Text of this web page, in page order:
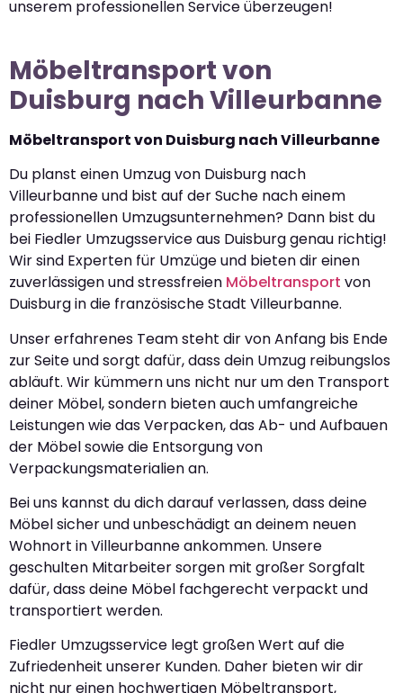
unserem professionellen Service überzeugen!
Möbeltransport von
Duisburg nach Villeurbanne
Möbeltransport von Duisburg nach Villeurbanne
Du planst einen Umzug von Duisburg nach
Villeurbanne und bist auf der Suche nach einem
professionellen Umzugsunternehmen? Dann bist du
bei Fiedler Umzugsservice aus Duisburg genau richtig!
Wir sind Experten für Umzüge und bieten dir einen
zuverlässigen und stressfreien Möbeltransport von
Duisburg in die französische Stadt Villeurbanne.
Unser erfahrenes Team steht dir von Anfang bis Ende
zur Seite und sorgt dafür, dass dein Umzug reibungslos
abläuft. Wir kümmern uns nicht nur um den Transport
deiner Möbel, sondern bieten auch umfangreiche
Leistungen wie das Verpacken, das Ab- und Aufbauen
der Möbel sowie die Entsorgung von
Verpackungsmaterialien an.
Bei uns kannst du dich darauf verlassen, dass deine
Möbel sicher und unbeschädigt an deinem neuen
Wohnort in Villeurbanne ankommen. Unsere
geschulten Mitarbeiter sorgen mit großer Sorgfalt
dafür, dass deine Möbel fachgerecht verpackt und
transportiert werden.
Fiedler Umzugsservice legt großen Wert auf die
Zufriedenheit unserer Kunden. Daher bieten wir dir
nicht nur einen hochwertigen Möbeltransport,